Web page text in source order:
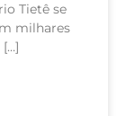
Tietê se
milhares
[…]